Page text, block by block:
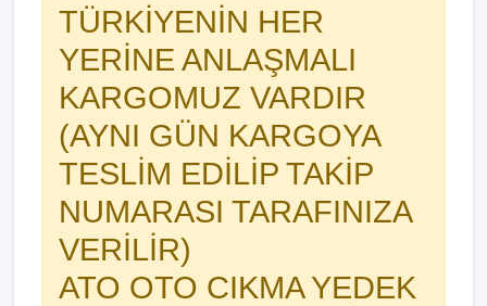
TÜRKİYENİN HER
YERİNE ANLAŞMALI
KARGOMUZ VARDIR
(AYNI GÜN KARGOYA
TESLİM EDİLİP TAKİP
NUMARASI TARAFINIZA
VERİLİR)
ATO OTO CIKMA YEDEK